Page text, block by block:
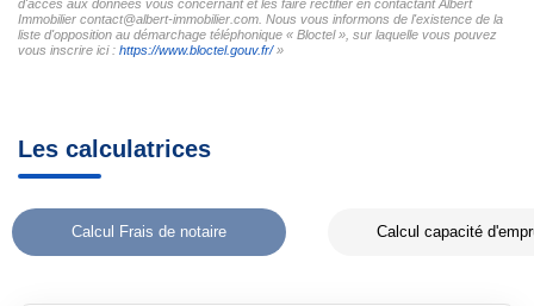
d'accès aux données vous concernant et les faire rectifier en contactant Albert
Immobilier contact@albert-immobilier.com. Nous vous informons de l'existence de la
liste d'opposition au démarchage téléphonique « Bloctel », sur laquelle vous pouvez
vous inscrire ici : https://www.bloctel.gouv.fr/»
Les calculatrices
Calcul Frais de notaire Calcul capacité